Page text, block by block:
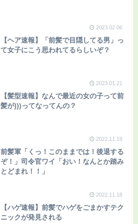
2023.02.06
【ヘア速報】「前髪で目隠してる男」っ
て女子にこう思われてるらしいぞ？
2023.01.21
【髪型速報】なんで最近の女の子って前
髪が)))ってなってんの？
2022.11.19
前髪軍「くっ！このままでは！後退する
ぞ！」司令官ワイ「おい！なんとか踏み
とどまれ！！」
2022.11.18
【ハゲ速報】前髪でハゲをごまかすテク
ニックが発見される